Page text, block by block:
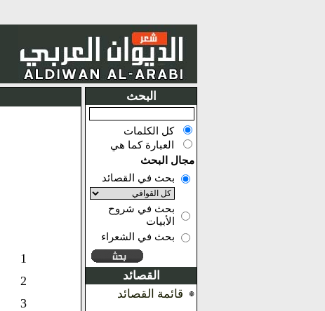
البحث
كل الكلمات
العبارة كما هي
مجال البحث
بحث في القصائد
بحث في شروح
الأبيات
بحث في الشعراء
القصائد
قائمة القصائد
1
2
3